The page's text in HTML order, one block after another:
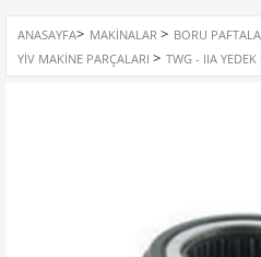
ANASAYFA> MAKINALAR > BORU
YIV MAKINE PARÇALARI > TWG - IIA